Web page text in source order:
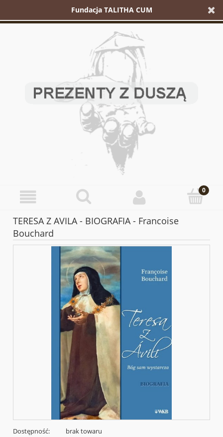
Fundacja TALITHA CUM
TERESA Z AVILA - BIOGRAFIA - Francoise
Bouchard
Dostępność: brak towaru